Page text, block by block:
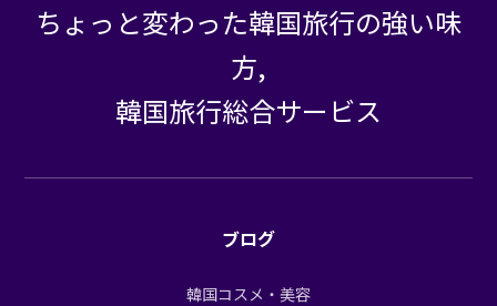
ちょっと変わった韓国旅行の強い味
方,
韓国旅行総合サービス
ブログ
韓国コスメ・美容